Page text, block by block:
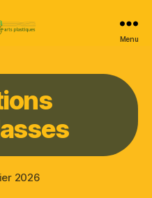
Menu
2026